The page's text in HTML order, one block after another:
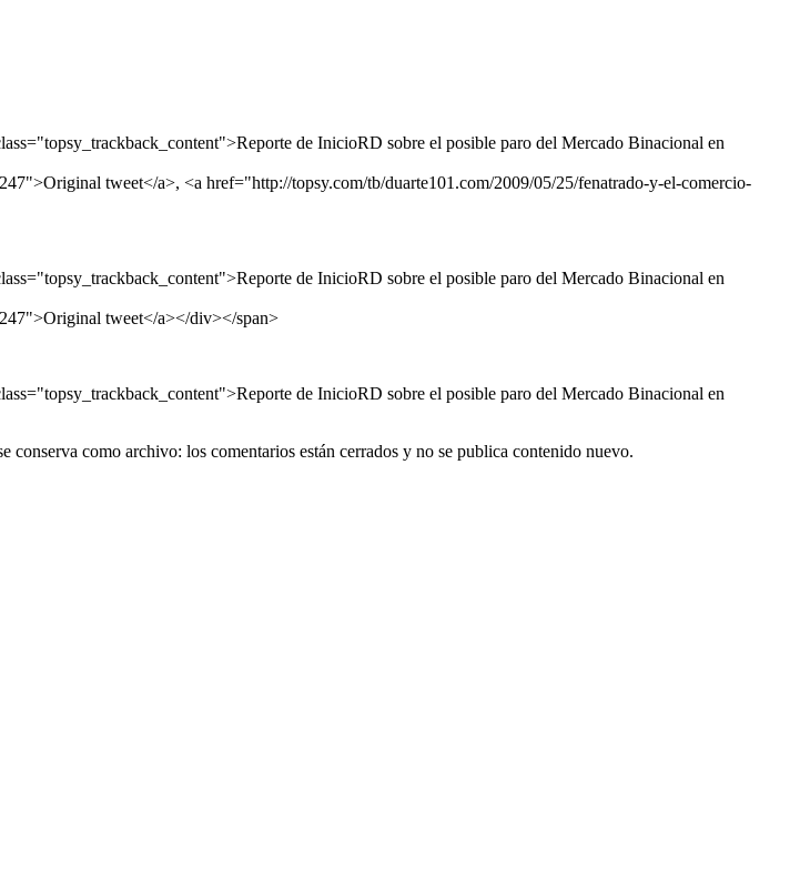
de InicioRD sobre el posible paro del Mercado Binacional en
tweet</a>, <a href="http://topsy.com/tb/duarte101.com/2009/05/25/fenatrado-y-el-comercio-
de InicioRD sobre el posible paro del Mercado Binacional en
tweet</a></div></span>
de InicioRD sobre el posible paro del Mercado Binacional en
como archivo: los comentarios están cerrados y no se publica contenido nuevo.